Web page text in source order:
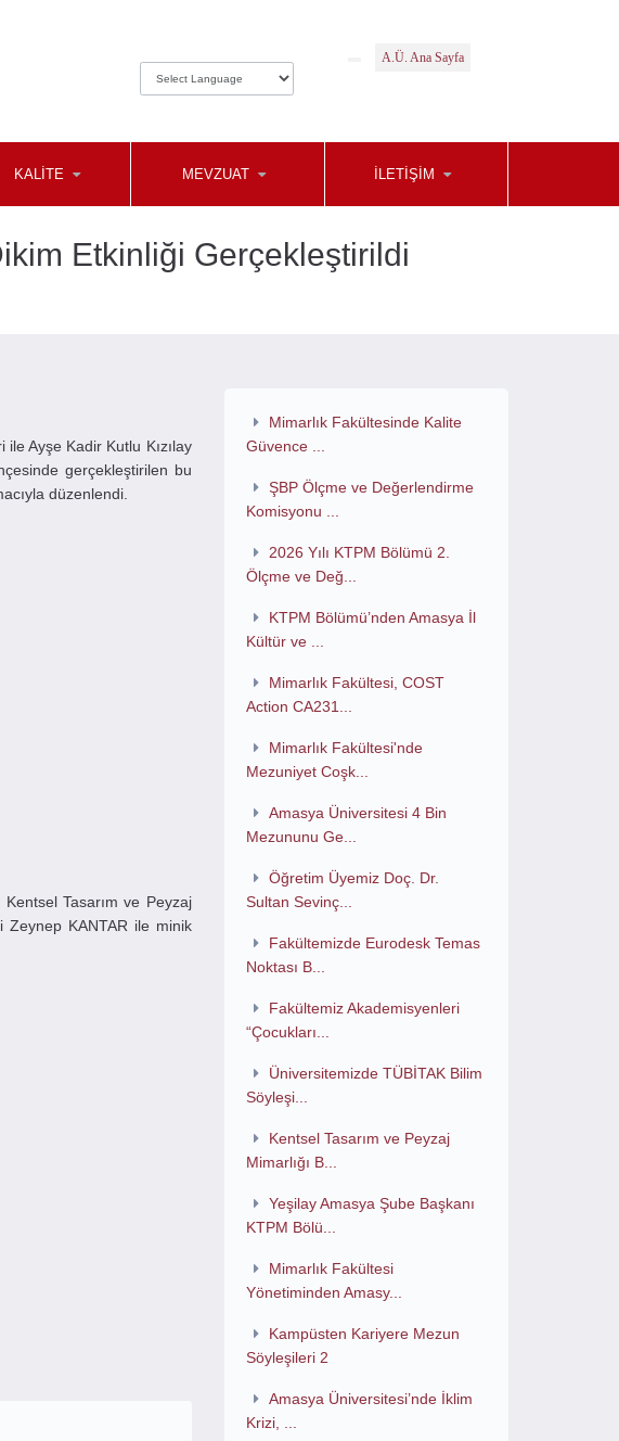
A.Ü. Ana Sayfa
KALİTE MEVZUAT İLETİŞİM
Etkinliği Gerçekleştirildi
Ayşe Kadir Kutlu Kızılay
gerçekleştirilen bu
düzenlendi.
Tasarım ve Peyzaj
Zeynep KANTAR ile minik
Mimarlık Fakültesinde Kalite
Güvence ...
ŞBP Ölçme ve Değerlendirme
Komisyonu ...
2026 Yılı KTPM Bölümü 2.
Ölçme ve Değ...
KTPM Bölümü’nden Amasya İl
Kültür ve ...
Mimarlık Fakültesi, COST
Action CA231...
Mimarlık Fakültesi'nde
Mezuniyet Coşk...
Amasya Üniversitesi 4 Bin
Mezununu Ge...
Öğretim Üyemiz Doç. Dr.
Sultan Sevinç...
Fakültemizde Eurodesk Temas
Noktası B...
Fakültemiz Akademisyenleri
“Çocukları...
Üniversitemizde TÜBİTAK Bilim
Söyleşi...
Kentsel Tasarım ve Peyzaj
Mimarlığı B...
Yeşilay Amasya Şube Başkanı
KTPM Bölü...
Mimarlık Fakültesi
Yönetiminden Amasy...
Kampüsten Kariyere Mezun
Söyleşileri 2
Amasya Üniversitesi’nde İklim
Krizi, ...